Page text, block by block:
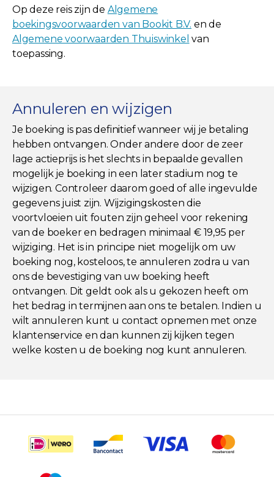
Op deze reis zijn de Algemene
boekingsvoorwaarden van Bookit B.V. en de
Algemene voorwaarden Thuiswinkel van
toepassing.
Annuleren en wijzigen
Je boeking is pas definitief wanneer wij je betaling
hebben ontvangen. Onder andere door de zeer
lage actieprijs is het slechts in bepaalde gevallen
mogelijk je boeking in een later stadium nog te
wijzigen. Controleer daarom goed of alle ingevulde
gegevens juist zijn. Wijzigingskosten die
voortvloeien uit fouten zijn geheel voor rekening
van de boeker en bedragen minimaal € 19,95 per
wijziging. Het is in principe niet mogelijk om uw
boeking nog, kosteloos, te annuleren zodra u van
ons de bevestiging van uw boeking heeft
ontvangen. Dit geldt ook als u gekozen heeft om
het bedrag in termijnen aan ons te betalen. Indien u
wilt annuleren kunt u contact opnemen met onze
klantenservice en dan kunnen zij kijken tegen
welke kosten u de boeking nog kunt annuleren.